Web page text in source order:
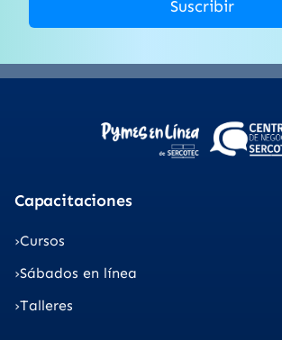
Suscribir
Capacitaciones
Cursos
Sábados en línea
Talleres